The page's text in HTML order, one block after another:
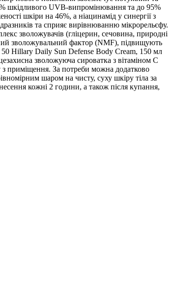
шкідливого UVB-випромінювання та до 95%
шкіри на 46%, а ніацинамід у синергії з
та сприяє вирівнюванню мікрорельєфу.
зволожувачів (гліцерин, сечовина, природні
зволожувальний фактор (NMF), підвищують
50 Hillary Daily Sun Defense Body Cream, 150 мл
зволожуюча сироватка з вітаміном С
з приміщення. За потреби можна додатково
шаром на чисту, суху шкіру тіла за
кожні 2 години, а також після купання,